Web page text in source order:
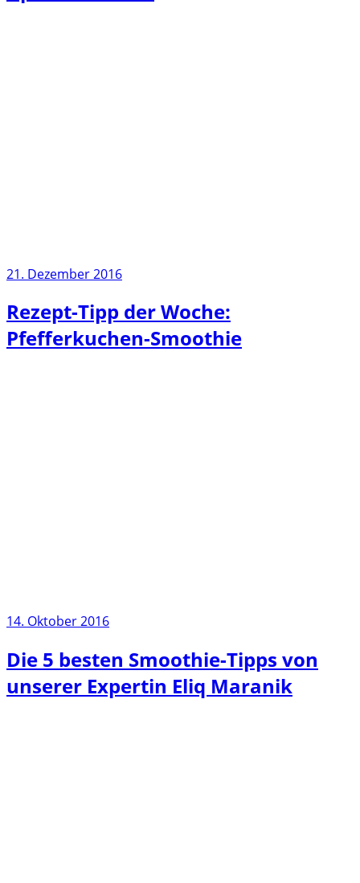
21. Dezember 2016
Rezept-Tipp der Woche:
Pfefferkuchen-Smoothie
14. Oktober 2016
Die 5 besten Smoothie-Tipps von
unserer Expertin Eliq Maranik